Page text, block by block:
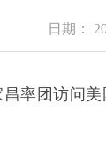
日期：
团访问美